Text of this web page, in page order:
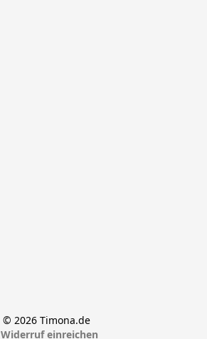
© 2026 Timona.de
Widerruf einreichen